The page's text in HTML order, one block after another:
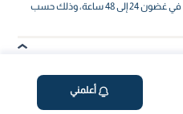
أعلمني
تتوفر نتائج فحص الدم الخاص بالحمل عادةً في غضون 24 إلى 48 ساعة، وذلك حسب
لتأكيد الحمل ومراقبة صحة الأم.
توفر فاليو هيلث أيضاً